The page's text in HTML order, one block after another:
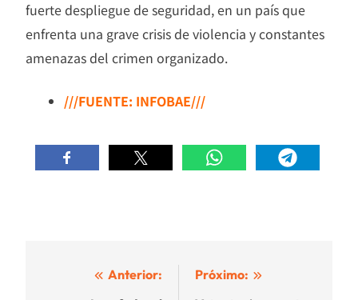
fuerte despliegue de seguridad, en un país que
enfrenta una grave crisis de violencia y constantes
amenazas del crimen organizado.
///FUENTE: INFOBAE///
Navegación
Anterior:
Próximo: